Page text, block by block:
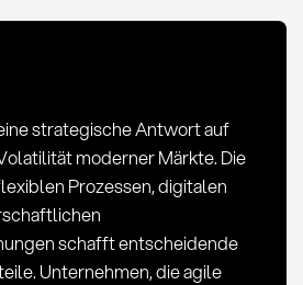
strategische Antwort auf
moderner Märkte. Die
Prozessen, digitalen
schafft entscheidende
Unternehmen, die agile